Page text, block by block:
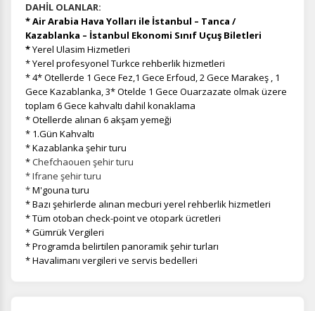
DAHİL OLANLAR:
* Air Arabia Hava Yolları ile İstanbul – Tanca /
Kazablanka – İstanbul Ekonomi Sınıf Uçuş Biletleri
*Yerel Ulasim Hizmetleri
* Yerel profesyonel Turkce rehberlik hizmetleri
* 4* Otellerde 1 Gece Fez,1 Gece Erfoud, 2 Gece Marakeş , 1
Gece Kazablanka, 3* Otelde 1 Gece Ouarzazate olmak üzere
toplam 6 Gece kahvaltı dahil konaklama
* Otellerde alınan 6 akşam yemeği
* 1.Gün Kahvaltı
* Kazablanka şehir turu
*Chefchaouen şehir turu
* Ifrane şehir turu
*M'gouna turu
* Bazı şehirlerde alınan mecburi yerel rehberlik hizmetleri
* Tüm otoban check-point ve otopark ücretleri
* Gümrük Vergileri
* Programda belirtilen panoramik şehir turları
* Havalimanı vergileri ve servis bedelleri